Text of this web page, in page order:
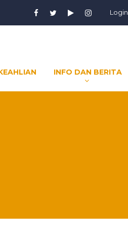
Login
INFO DAN BERITA